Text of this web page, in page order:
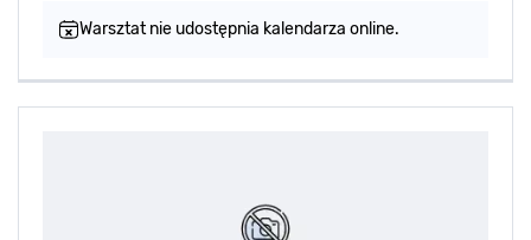
Warsztat nie udostępnia kalendarza online.